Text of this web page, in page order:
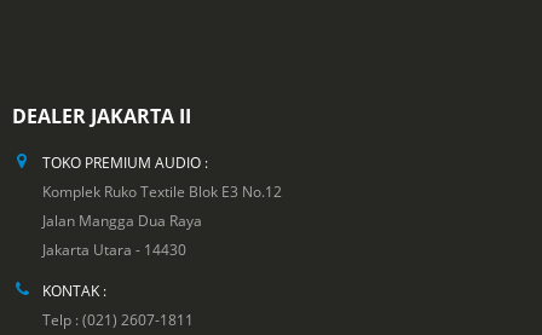
DEALER JAKARTA II
TOKO PREMIUM AUDIO :
Komplek Ruko Textile Blok E3 No.12
Jalan Mangga Dua Raya
Jakarta Utara - 14430
KONTAK :
Telp : (021) 2607-1811